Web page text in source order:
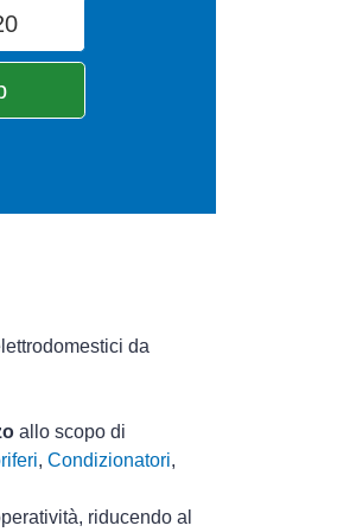
da
allo scopo di
, Condizionatori,
riducendo al